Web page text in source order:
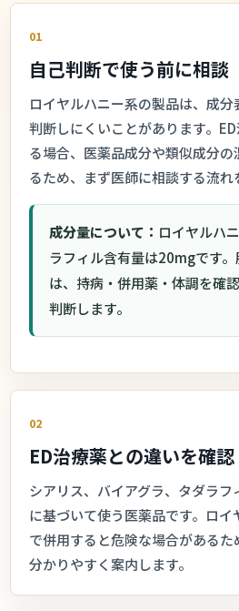
01
自己判断で使う前に相談
ロイヤルハニー系の製品は、成
判断しにくいことがあります。
る場合、医薬品成分や類似成分
るため、まず医師に相談する流れ
成分量について： ロイヤルハ
ラフィル含有量は20mgです
は、持病・併用薬・体調を確
判断します。
02
ED治療薬との違いを確認
シアリス、バイアグラ、タダラ
に基づいて使う医薬品です。ロ
で併用すると危険な場合がある
分かりやすく案内します。